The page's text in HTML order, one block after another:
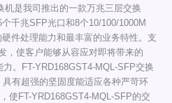
机是我司推出的一款万兆三层交换
千兆SFP光口和8个10/100/1000M
件处理能力和最丰富的业务特性。支
，使客户能够从容应对即将带来的
。FT-YRD168GST4-MQL-SFP交换
有超强的坚固度能适应各种严苛环
使FT-YRD168GST4-MQL-SFP的交